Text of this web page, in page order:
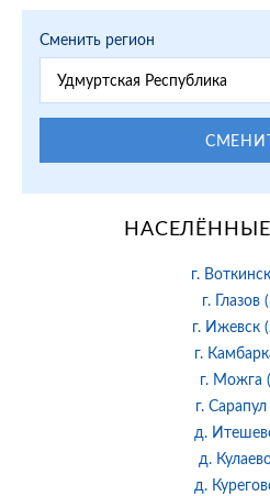
Сменить регион
Удмуртская Республика
г.
г. Глазов
г. Ижевск
г.
г. Можга
г.
д.
д.
д.